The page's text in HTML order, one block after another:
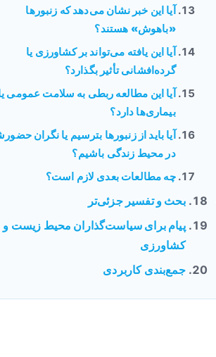
آیا این خبر نشان می‌دهد که زنبورها
«باهوش» هستند؟
آیا این یافته می‌تواند بر کشاورزی یا
گرده‌افشانی تأثیر بگذارد؟
آیا این مطالعه ربطی به سلامت عمومی
بیماری‌ها دارد؟
آیا باید از زنبورها بترسیم یا نگران
در محیط زندگی باشیم؟
چه مطالعات بعدی لازم است؟
بحث و تفسیر جزئی‌تر
پیام برای سیاست‌گذاران محیط زیست و
کشاورزی
جمع‌بندی کاربردی